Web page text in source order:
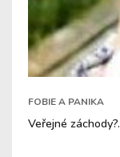
FOBIE A PANIKA
Veřejné